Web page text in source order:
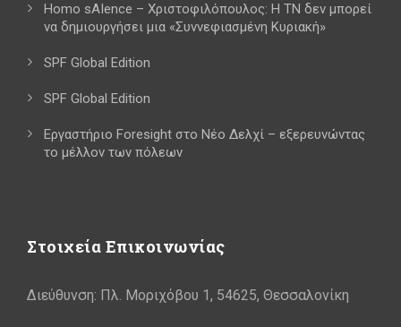
Homo sAIence – Χριστοφιλόπουλος: Η ΤΝ δεν μπορεί
να δημιουργήσει μια «Συννεφιασμένη Κυριακή»
SPF Global Edition
SPF Global Edition
Εργαστήριο Foresight στο Νέο Δελχί – εξερευνώντας
το μέλλον των πόλεων
Στοιχεία Επικοινωνίας
Διεύθυνση: Πλ. Μοριχόβου 1, 54625, Θεσσαλονίκη